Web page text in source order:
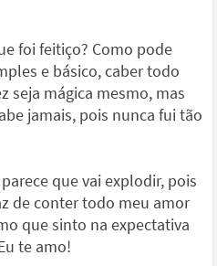
foi feitiço? Como pode
e básico, caber todo
seja mágica mesmo, mas
jamais, pois nunca fui tão
que vai explodir, pois
de conter todo meu amor
que sinto na expectativa
te amo!